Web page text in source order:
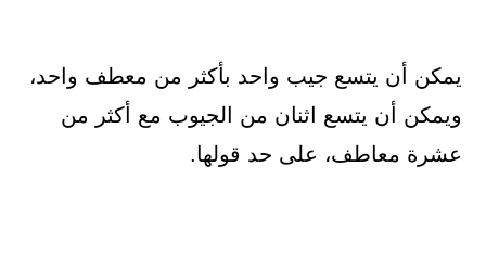
يمكن أن يتسع جيب واحد بأكثر من معطف واحد،
ويمكن أن يتسع اثنان من الجيوب مع أكثر من
عشرة معاطف، على حد قولها.